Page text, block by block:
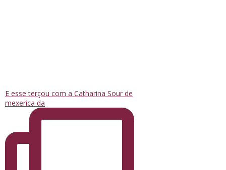
E esse terçou com a Catharina Sour de
mexerica da